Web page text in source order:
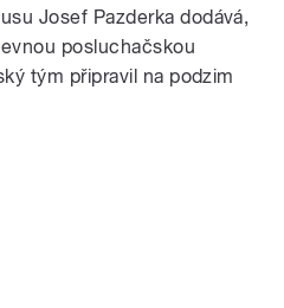
Josef Pazderka dodává,
posluchačskou
tým připravil na podzim